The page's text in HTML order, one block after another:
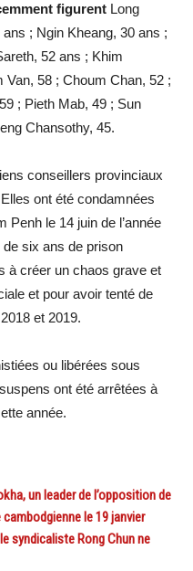
figurent Long
; Ngin Kheang, 30 ans ;
52 ans ; Khim
Van, 58 ; Choum Chan, 52 ;
; Pieth Mab, 49 ; Sun
Chansothy, 45.
conseillers provinciaux
ont été condamnées
Penh le 14 juin de l’année
six ans de prison
à créer un chaos grave et
et pour avoir tenté de
et 2019.
ou libérées sous
ont été arrêtées à
année.
un leader de l’opposition de
le 19 janvier
syndicaliste Rong Chun ne